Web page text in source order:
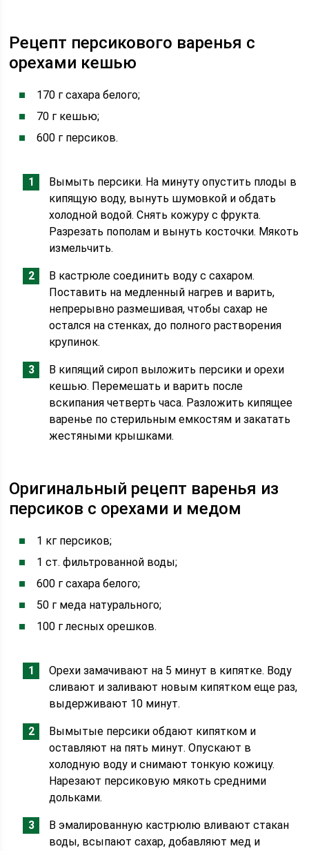
Рецепт персикового варенья с
орехами кешью
170 г сахара белого;
70 г кешью;
600 г персиков.
Вымыть персики. На минуту опустить плоды в
кипящую воду, вынуть шумовкой и обдать
холодной водой. Снять кожуру с фрукта.
Разрезать пополам и вынуть косточки. Мякоть
измельчить.
В кастрюле соединить воду с сахаром.
Поставить на медленный нагрев и варить,
непрерывно размешивая, чтобы сахар не
остался на стенках, до полного растворения
крупинок.
В кипящий сироп выложить персики и орехи
кешью. Перемешать и варить после
вскипания четверть часа. Разложить кипящее
варенье по стерильным емкостям и закатать
жестяными крышками.
Оригинальный рецепт варенья из
персиков с орехами и медом
1 кг персиков;
1 ст. фильтрованной воды;
600 г сахара белого;
50 г меда натурального;
100 г лесных орешков.
Орехи замачивают на 5 минут в кипятке. Воду
сливают и заливают новым кипятком еще раз,
выдерживают 10 минут.
Вымытые персики обдают кипятком и
оставляют на пять минут. Опускают в
холодную воду и снимают тонкую кожицу.
Нарезают персиковую мякоть средними
дольками.
В эмалированную кастрюлю вливают стакан
воды, всыпают сахар, добавляют мед и